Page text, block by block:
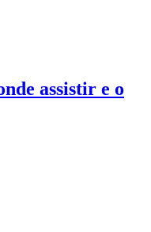
assistir e o